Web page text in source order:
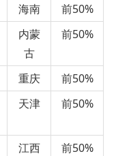
海南
前50%
内蒙
古
前50%
重庆
前50%
天津 前50%
江西
前50%